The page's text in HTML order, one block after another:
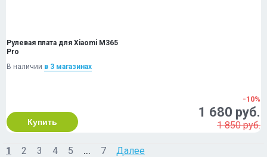
Рулевая плата для Xiaomi M365
Pro
В наличии в 3 магазинах
Купить
-10%
1 680 руб.
1 850 руб.
1 2 3 4 5 ... 7 Далее